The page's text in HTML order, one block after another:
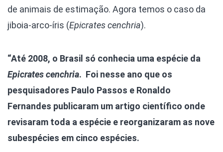
de animais de estimação. Agora temos o caso da
jiboia-arco-íris (Epicrates cenchria).
“Até 2008, o Brasil só conhecia uma espécie da
Epicrates cenchria. Foi nesse ano que os
pesquisadores Paulo Passos e Ronaldo
Fernandes publicaram um artigo científico onde
revisaram toda a espécie e reorganizaram as nove
subespécies em cinco espécies.